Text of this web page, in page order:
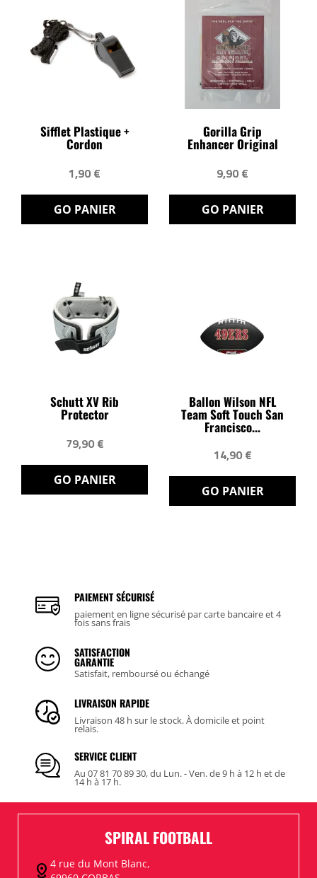
Sifflet Plastique +
Cordon
1,90 €
GO PANIER
Gorilla Grip
Enhancer Original
9,90 €
GO PANIER
Schutt XV Rib
Protector
79,90 €
GO PANIER
Ballon Wilson NFL
Team Soft Touch San
Francisco...
14,90 €
GO PANIER
PAIEMENT SÉCURISÉ
paiement en ligne sécurisé par carte bancaire et 4
fois sans frais
SATISFACTION
GARANTIE
Satisfait, remboursé ou échangé
LIVRAISON RAPIDE
Livraison 48 h sur le stock. À domicile et point
relais.
SERVICE CLIENT
Au 07 81 70 89 30, du Lun. - Ven. de 9 h à 12 h et de
14 h à 17 h.
SPIRAL FOOTBALL
distance 4 rue du Mont Blanc,